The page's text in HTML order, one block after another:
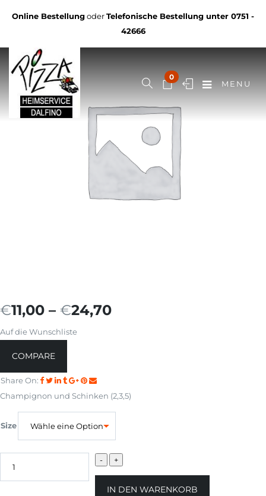
Online BestellungoderTelefonische Bestellung unter 0751 -
42666
0
MENU
€11,00 – €24,70
Auf die Wunschliste
COMPARE
Share On:
Champignon und Schinken (2,3,5)
Size
IN DEN WARENKORB